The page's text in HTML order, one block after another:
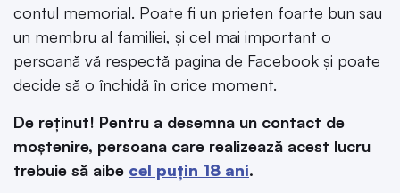
contul memorial. Poate fi un prieten foarte bun sau
un membru al familiei, și cel mai important o
persoană vă respectă pagina de Facebook și poate
decide să o închidă în orice moment.
De reținut! Pentru a desemna un contact de
moștenire, persoana care realizează acest lucru
trebuie să aibe cel puțin 18 ani.